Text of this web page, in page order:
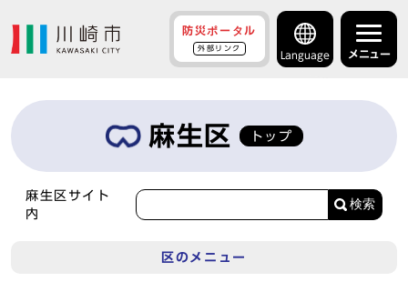
防災ポータル
外部リンク
Language メニュー
麻生区 トップ
麻生区サイト
内
検索
区のメニュー